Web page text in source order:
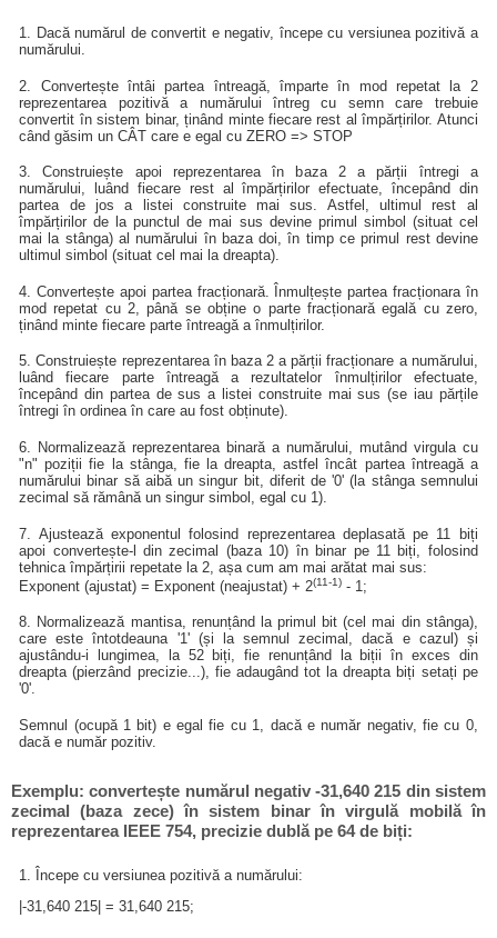
1. Dacă numărul de convertit e negativ, începe cu versiunea pozitivă a
numărului.
2. Convertește întâi partea întreagă, împarte în mod repetat la 2
reprezentarea pozitivă a numărului întreg cu semn care trebuie
convertit în sistem binar, ținând minte fiecare rest al împărțirilor. Atunci
când găsim un CÂT care e egal cu ZERO => STOP
3. Construiește apoi reprezentarea în baza 2 a părții întregi a
numărului, luând fiecare rest al împărțirilor efectuate, începând din
partea de jos a listei construite mai sus. Astfel, ultimul rest al
împărțirilor de la punctul de mai sus devine primul simbol (situat cel
mai la stânga) al numărului în baza doi, în timp ce primul rest devine
ultimul simbol (situat cel mai la dreapta).
4. Convertește apoi partea fracționară. Înmulțește partea fracționara în
mod repetat cu 2, până se obține o parte fracționară egală cu zero,
ținând minte fiecare parte întreagă a înmulțirilor.
5. Construiește reprezentarea în baza 2 a părții fracționare a numărului,
luând fiecare parte întreagă a rezultatelor înmulțirilor efectuate,
începând din partea de sus a listei construite mai sus (se iau părțile
întregi în ordinea în care au fost obținute).
6. Normalizează reprezentarea binară a numărului, mutând virgula cu
"n" poziții fie la stânga, fie la dreapta, astfel încât partea întreagă a
numărului binar să aibă un singur bit, diferit de '0' (la stânga semnului
zecimal să rămână un singur simbol, egal cu 1).
7. Ajustează exponentul folosind reprezentarea deplasată pe 11 biți
apoi convertește-l din zecimal (baza 10) în binar pe 11 biți, folosind
tehnica împărțirii repetate la 2, așa cum am mai arătat mai sus:
Exponent (ajustat) = Exponent (neajustat) + 2(11-1) - 1;
8. Normalizează mantisa, renunțând la primul bit (cel mai din stânga),
care este întotdeauna '1' (și la semnul zecimal, dacă e cazul) și
ajustându-i lungimea, la 52 biți, fie renunțând la biții în exces din
dreapta (pierzând precizie...), fie adaugând tot la dreapta biți setați pe
'0'.
Semnul (ocupă 1 bit) e egal fie cu 1, dacă e număr negativ, fie cu 0,
dacă e număr pozitiv.
Exemplu: convertește numărul negativ -31,640 215 din sistem
zecimal (baza zece) în sistem binar în virgulă mobilă în
reprezentarea IEEE 754, precizie dublă pe 64 de biți:
1. Începe cu versiunea pozitivă a numărului:
|-31,640 215| = 31,640 215;